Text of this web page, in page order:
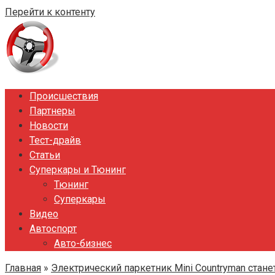
Перейти к контенту
Происшествия
Партнеры
Новости
Тест-драйв
Статьи
Суперкары и Тюнинг
Тюнинг
Суперкары
Видео
Автоспорт
Авто-бизнес
Главная » Электрический паркетник Mini Countryman